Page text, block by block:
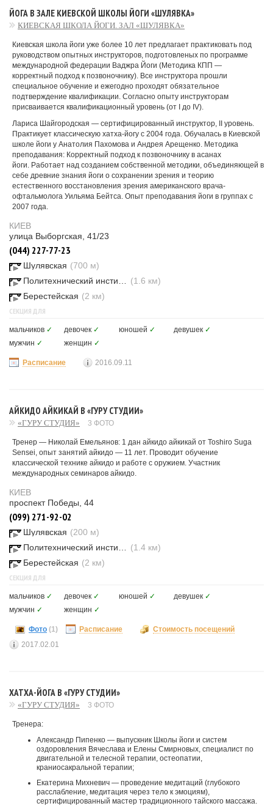
ЙОГА В ЗАЛЕ КИЕВСКОЙ ШКОЛЫ ЙОГИ «ШУЛЯВКА»
КИЕВСКАЯ ШКОЛА ЙОГИ. ЗАЛ «ШУЛЯВКА»
Киевская школа йоги уже более 10 лет предлагает практиковать под
руководством опытных инструкторов, подготовленых по программе
международной федерации Ваджра Йоги (Методика КПП —
корректный подход к позвоночнику). Все инструктора прошли
специальное обучение и ежегодно проходят обязательное
подтверждение квалификации. Согласно опыту инструкторам
присваивается квалификационный уровень (от I до IV).
Лариса Шайгородская — сертифицированный инструктор, II уровень.
Практикует классическую хатха-йогу с 2004 года. Обучалась в Киевской
школе йоги у Анатолия Пахомова и Андрея Арещенко. Методика
преподавания: Корректный подход к позвоночнику в асанах
йоги. Работает над созданием собственной методики, объединяющей в
себе древние знания йоги о сохранении зрения и теорию
естественного восстановления зрения американского врача-
офтальмолога Уильяма Бейтса. Опыт преподавания йоги в группах с
2007 года.
КИЕВ
улица Выборгская, 41/23
(044) 227-77-23
Шулявская (700 м)
(1.6 км)
Берестейская (2 км)
СЕКЦИЯ ДЛЯ
мальчиков ✓ девочек ✓ юношей ✓ девушек ✓
мужчин ✓ женщин ✓
Расписание 2016.09.11
АЙКИДО АЙКИКАЙ В «ГУРУ СТУДИИ»
«ГУРУ СТУДИЯ» 3 ФОТО
Тренер — Николай Емельянов: 1 дан айкидо айкикай от Toshiro Suga
Sensei, опыт занятий айкидо — 11 лет. Проводит обучение
классической технике айкидо и работе с оружием. Участник
международных семинаров айкидо.
КИЕВ
проспект Победы, 44
(099) 271-92-02
Шулявская (200 м)
(1.4 км)
Берестейская (2 км)
СЕКЦИЯ ДЛЯ
мальчиков ✓ девочек ✓ юношей ✓ девушек ✓
мужчин ✓ женщин ✓
Фото (1) Расписание
Стоимость посещений
2017.02.01
ХАТХА-ЙОГА В «ГУРУ СТУДИИ»
«ГУРУ СТУДИЯ» 3 ФОТО
Тренера:
Александр Пипенко — выпускник Школы йоги и систем
оздоровления Вячеслава и Елены Смирновых, специалист по
двигательной и телесной терапии, остеопатии,
краниосакральной терапии;
Екатерина Михневич — проведение медитаций (глубокого
расслабление, медитация через тело к эмоциям),
сертифицированный мастер традиционного тайского массажа.